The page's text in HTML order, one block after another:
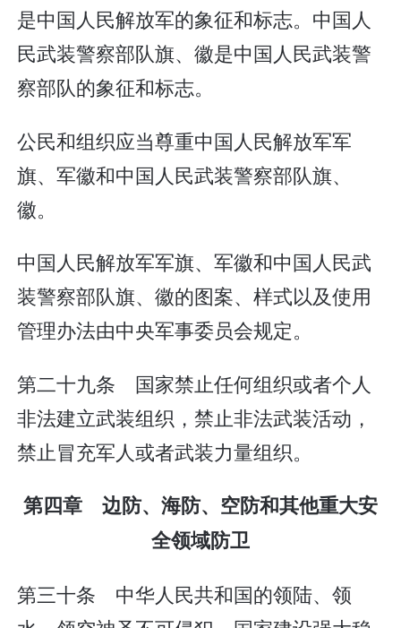
是中国人民解放军的象征和标志。中国人
民武装警察部队旗、徽是中国人民武装警
察部队的象征和标志。
公民和组织应当尊重中国人民解放军军
旗、军徽和中国人民武装警察部队旗、
徽。
中国人民解放军军旗、军徽和中国人民武
装警察部队旗、徽的图案、样式以及使用
管理办法由中央军事委员会规定。
第二十九条 国家禁止任何组织或者个人
非法建立武装组织，禁止非法武装活动，
禁止冒充军人或者武装力量组织。
第四章 边防、海防、空防和其他重大安
全领域防卫
第三十条 中华人民共和国的领陆、领